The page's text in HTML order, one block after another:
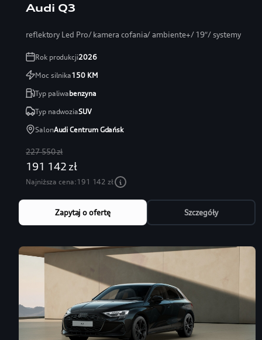
Audi Q3
reflektory Led Pro/ kamera cofania/ ambiente+/ 19″/ systemy
Rok produkcji2026
Moc silnika150KM
Typ paliwabenzyna
Typ nadwoziaSUV
SalonAudi Centrum Gdańsk
227 550 zł
191 142 zł
Najniższa cena:191 142 zł
Zapytaj o ofertę Szczegóły